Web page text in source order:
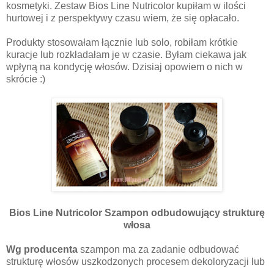
kosmetyki. Zestaw Bios Line Nutricolor kupiłam w ilości
hurtowej i z perspektywy czasu wiem, że się opłacało.
Produkty stosowałam łącznie lub solo, robiłam krótkie
kuracje lub rozkładałam je w czasie. Byłam ciekawa jak
wpłyną na kondycję włosów. Dzisiaj opowiem o nich w
skrócie :)
Bios Line Nutricolor Szampon odbudowujący strukturę
włosa
Wg producenta szampon ma za zadanie odbudować
strukturę włosów uszkodzonych procesem dekoloryzacji lub